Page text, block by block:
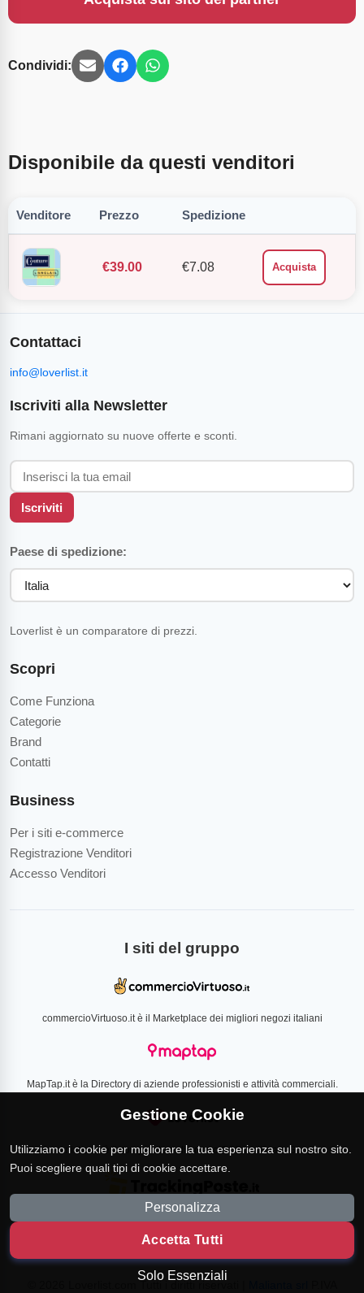
Condividi:
Disponibile da questi venditori
Venditore Prezzo Spedizione
€39.00 €7.08 Acquista
Scopri
Come Funziona
Categorie
Brand
Contatti
Business
Per i siti e-commerce
Registrazione Venditori
Accesso Venditori
Contattaci
info@loverlist.it
Iscriviti alla Newsletter
Rimani aggiornato su nuove offerte e sconti.
Iscriviti
Paese di spedizione:
Loverlist è un comparatore di prezzi.
I siti del gruppo
commercioVirtuoso.it è il Marketplace dei migliori negozi italiani
MapTap.it è la Directory di aziende professionisti e attività commerciali.
Loverlist.com è il comparatore di prezzo CSS certificato Google
Gestione Cookie
Utilizziamo i cookie per migliorare la tua esperienza sul nostro sito.
Puoi scegliere quali tipi di cookie accettare.
Personalizza
Accetta Tutti
Solo Essenziali